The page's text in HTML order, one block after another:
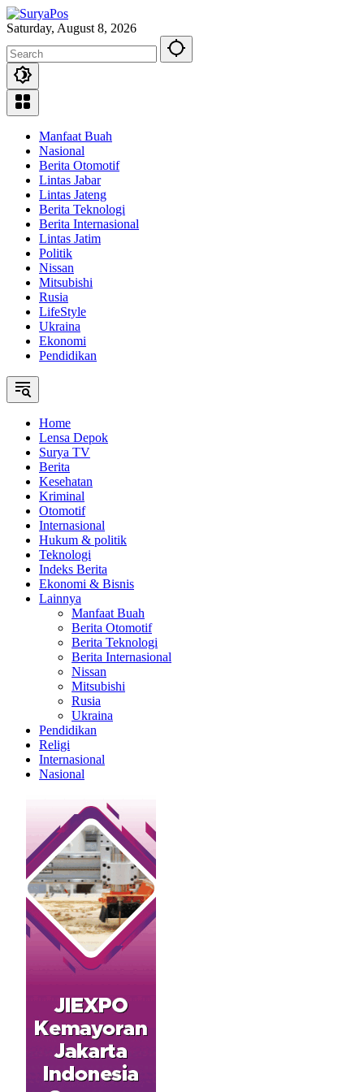
Skip
to
Saturday, August 8, 2026
Manfaat Buah
Nasional
Berita Otomotif
Lintas Jabar
Lintas Jateng
Berita Teknologi
Berita Internasional
Lintas Jatim
Politik
Nissan
Mitsubishi
Rusia
LifeStyle
Ukraina
Ekonomi
Pendidikan
Home
Lensa Depok
Surya TV
Berita
Kesehatan
Kriminal
Otomotif
Internasional
Hukum & politik
Teknologi
Indeks Berita
Ekonomi & Bisnis
Lainnya
Manfaat Buah
Berita Otomotif
Berita Teknologi
Berita Internasional
Nissan
Mitsubishi
Rusia
Ukraina
Pendidikan
Religi
Internasional
Nasional